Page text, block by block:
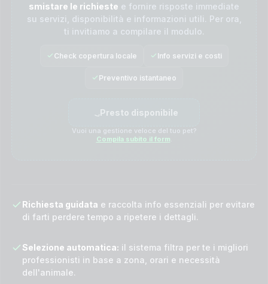
smistare le richieste e fornire risposte immediate
su servizi, disponibilità e informazioni utili. Per ora,
ti invitiamo a compilare il modulo.
Check copertura locale Info servizi e costi
Preventivo istantaneo
Presto disponibile
Vuoi una gestione veloce del tuo pet?
Compila subito il form
Richiesta guidata e raccolta info essenziali per evitare
di farti perdere tempo a ripetere i dettagli.
Selezione automatica: il sistema filtra per te i migliori
professionisti in base a zona, orari e necessità
dell'animale.